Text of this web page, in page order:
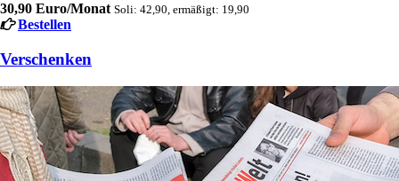
30,90 Euro/Monat Soli: 42,90, ermäßigt: 19,90
Bestellen
Verschenken